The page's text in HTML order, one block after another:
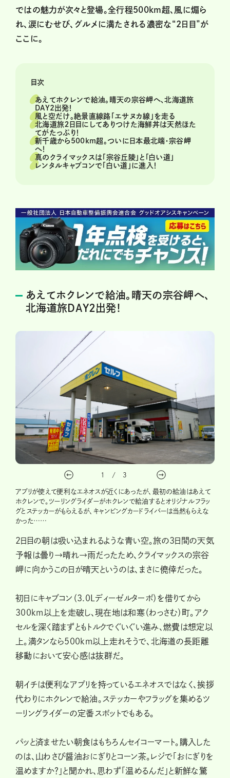
ではの魅力が次々と登場。全行程500km超、風に煽ら
れ、涙にむせび、グルメに満たされる濃密な“2日目”が
ここに。
目次
あえてホクレンで給油。晴天の宗谷岬へ、北海道旅
DAY2出発！
風と空だけ。絶景直線路「エサヌカ線」を走る
北海道旅２日目にしてありつけた海鮮丼は天然ほた
てがたっぷり！
新千歳から500km超。ついに日本最北端・宗谷岬
へ！
真のクライマックスは「宗谷丘陵」と「白い道」
レンタルキャブコンで「白い道」に進入！
あえてホクレンで給油。晴天の宗谷岬へ、
北海道旅DAY2出発！
1 / 3
アプリが使えて便利なエネオスが近くにあったが、最初の給油はあえて
ホクレンで。ツーリングライダーがホクレンで給油するとオリジナルフラッ
グとステッカーがもらえるが、キャンピングカードライバーは当然もらえな
かった……
2日目の朝は吸い込まれるような青い空。旅の3日間の天気
予報は曇り→晴れ→雨だったため、クライマックスの宗谷
岬に向かうこの日が晴天というのは、まさに僥倖だった。
初日にキャブコン（3.0Lディーゼルターボ）を借りてから
300km以上を走破し、現在地は和寒（わっさむ）町。アク
セルを深く踏まずともトルクでぐいぐい進み、燃費は想定以
上。満タンなら500km以上走れそうで、北海道の長距離
移動において安心感は抜群だ。
朝イチは便利なアプリを持っているエネオスではなく、挨拶
代わりにホクレンで給油。ステッカーやフラッグを集めるツ
ーリングライダーの定番スポットでもある。
パッと済ませたい朝食はもちろんセイコーマート。購入した
のは、山わさび醤油おにぎりとコーン茶。レジで「おにぎりを
温めますか？」と聞かれ、思わず「温めるんだ」と新鮮な驚